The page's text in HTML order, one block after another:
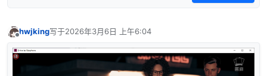
hwjking写于2026年3月6日 上午6:04
最后由 编辑